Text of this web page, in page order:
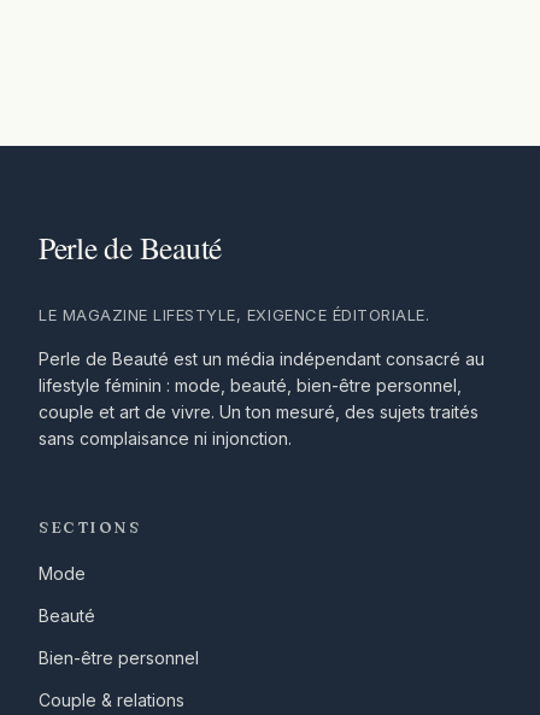
LE MAGAZINE LIFESTYLE, EXIGENCE ÉDITORIALE.
Perle de Beauté est un média indépendant consacré au
lifestyle féminin : mode, beauté, bien-être personnel,
couple et art de vivre. Un ton mesuré, des sujets traités
sans complaisance ni injonction.
SECTIONS
Mode
Beauté
Bien-être personnel
Couple & relations